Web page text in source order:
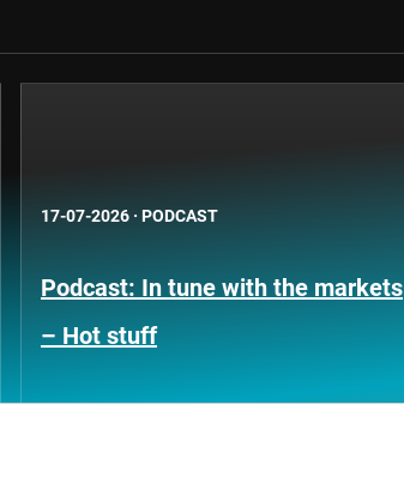
17-07-2026 · PODCAST
Podcast: In tune with the markets
– Hot stuff